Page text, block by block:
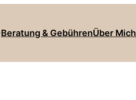
Beratung & GebührenÜber Mich